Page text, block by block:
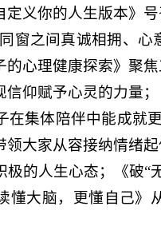
定义你的人生版本》
窗之间真诚相拥、
的心理健康探索》聚
信仰赋予心灵的力量
集体陪伴中能成就
领大家从容接纳情绪
极的人生心态；《破
懂大脑，更懂自己》